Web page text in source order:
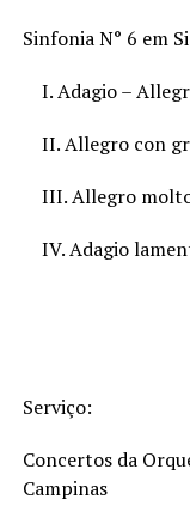
Sinfonia N° 6 em
I. Adagio –
II. Allegro con
III. Allegro
IV. Adagio
Serviço:
Concertos da
Campinas